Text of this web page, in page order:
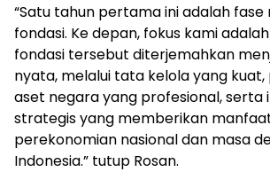
“Satu tahun pertama ini adalah
fondasi. Ke depan, fokus kami
fondasi tersebut diterjemahkan
nyata, melalui tata kelola yang
aset negara yang profesional, serta
strategis yang memberikan
perekonomian nasional dan masa
Indonesia.” tutup Rosan.